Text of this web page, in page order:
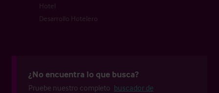
Hotel
Desarrollo Hotelero
¿No encuentra lo que busca?
Pruebe nuestro completo buscador de